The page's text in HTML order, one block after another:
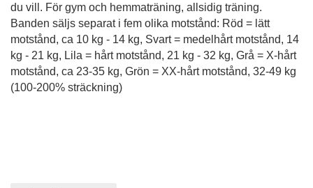
du vill. För gym och hemmaträning, allsidig träning.
Banden säljs separat i fem olika motstånd: Röd = lätt
motstånd, ca 10 kg - 14 kg, Svart = medelhårt motstånd, 14
kg - 21 kg, Lila = hårt motstånd, 21 kg - 32 kg, Grå = X-hårt
motstånd, ca 23-35 kg, Grön = XX-hårt motstånd, 32-49 kg
(100-200% sträckning)